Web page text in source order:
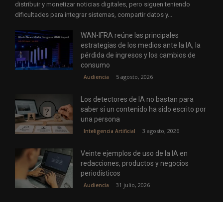
distribuir y monetizar noticias digitales, pero siguen teniendo
dificultades para integrar sistemas, compartir datos y...
WAN-IFRA reúne las principales
estrategias de los medios ante la IA, la
pérdida de ingresos y los cambios de
consumo
Audiencia 5 agosto, 2026
Los detectores de IA no bastan para
saber si un contenido ha sido escrito por
una persona
Inteligencia Artificial 3 agosto, 2026
Veinte ejemplos de uso de la IA en
redacciones, productos y negocios
periodísticos
Audiencia 31 julio, 2026